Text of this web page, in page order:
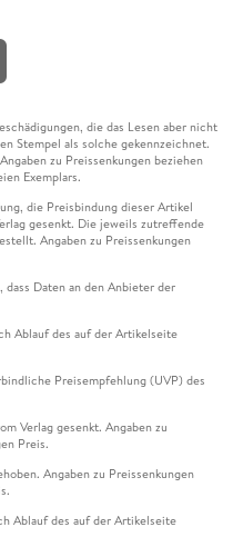
die das Lesen aber nicht
Stempel als solche gekennzeichnet.
zu Preissenkungen beziehen
Exemplars.
die Preisbindung dieser Artikel
gesenkt. Die jeweils zutreffende
Angaben zu Preissenkungen
Daten an den Anbieter der
Ablauf des auf der Artikelseite
Preisempfehlung (UVP) des
Verlag gesenkt. Angaben zu
Preis.
Angaben zu Preissenkungen
Ablauf des auf der Artikelseite